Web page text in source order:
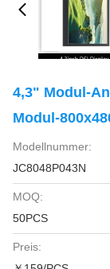
4,3" Modul-
Modul-
Modellnummer:
JC8048P043N
MOQ:
50PCS
Preis: